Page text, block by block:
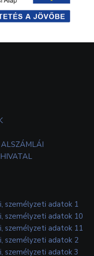
ALSZÁMLÁI
személyzeti adatok 1
személyzeti adatok 10
személyzeti adatok 11
személyzeti adatok 2
személyzeti adatok 3